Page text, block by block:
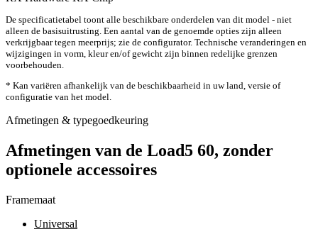
De specificatietabel toont alle beschikbare onderdelen van dit model - niet
alleen de basisuitrusting. Een aantal van de genoemde opties zijn alleen
verkrijgbaar tegen meerprijs; zie de configurator. Technische veranderingen en
wijzigingen in vorm, kleur en/of gewicht zijn binnen redelijke grenzen
voorbehouden.
* Kan variëren afhankelijk van de beschikbaarheid in uw land, versie of
configuratie van het model.
Afmetingen & typegoedkeuring
Afmetingen van de Load5 60, zonder
optionele accessoires
Framemaat
Universal